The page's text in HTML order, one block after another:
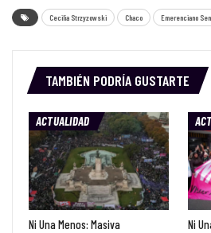
Cecilia Strzyzowski Chaco Emerenciano
TAMBIÉN PODRÍA GUSTARTE
ACTUALIDAD
Ni Una Menos: Masiva
Ni